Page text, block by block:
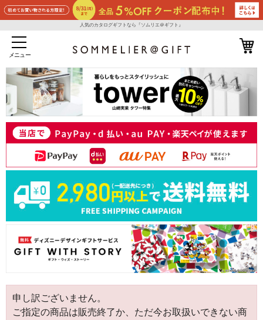
人気のカタログギフトなら『ソムリエ＠ギフト』
メニュー
申し訳ございません。
ご指定の商品は販売終了か、ただ今お取扱いできない商